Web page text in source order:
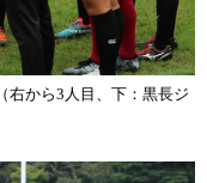
右から3人目、下：黒長ジ